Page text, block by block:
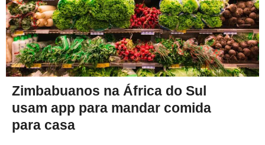
Zimbabuanos na África do Sul
usam app para mandar comida
para casa